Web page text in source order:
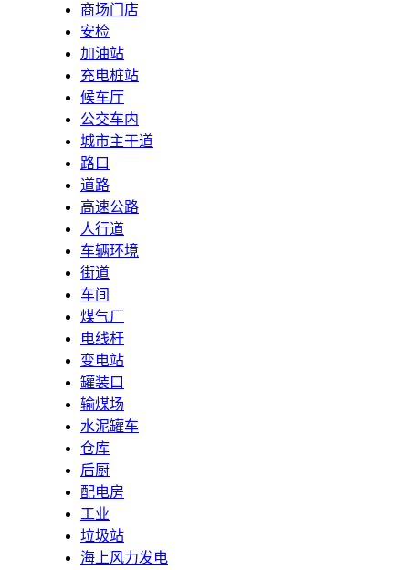
商场门店
安检
加油站
充电桩站
候车厅
公交车内
城市主干道
路口
道路
高速公路
人行道
车辆环境
街道
车间
煤气厂
电线杆
变电站
罐装口
输煤场
水泥罐车
仓库
后厨
配电房
工业
垃圾站
海上风力发电